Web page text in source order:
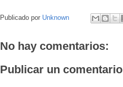
Publicado por Unknown
No hay comentarios:
Publicar un comentario